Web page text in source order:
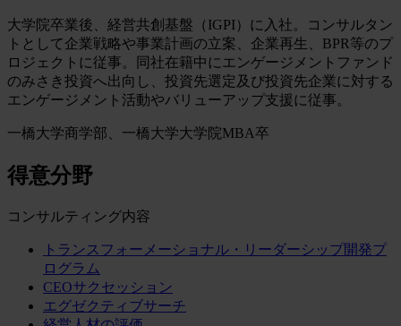
大学院卒業後、経営共創基盤（IGPI）に入社。コンサルタン
トとして企業戦略や事業計画の立案、企業再生、BPR等のプ
ロジェクトに従事。同社在籍中にエンゲージメントファンド
のみさき投資へ出向し、投資先選定及び投資先企業に対する
エンゲージメント活動やバリューアップ支援に従事。
一橋大学商学部、一橋大学大学院MBA卒
得意分野
コンサルティング内容
トランスフォーメーショナル・リーダーシップ開発プ
ログラム
CEOサクセッション
エグゼクティブサーチ